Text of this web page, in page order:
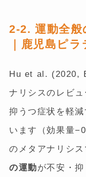
2-2. 運動全
｜鹿児島ピ
Hu et al. (2020,
ナリシスのレビ
抑うつ症状を軽
います（効果量
のメタアナリシス
の運動が不安・